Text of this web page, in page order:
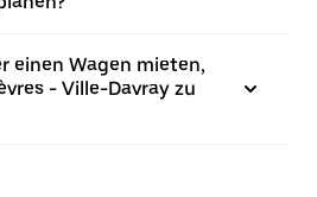
einen Wagen mieten,
- Ville-Davray zu